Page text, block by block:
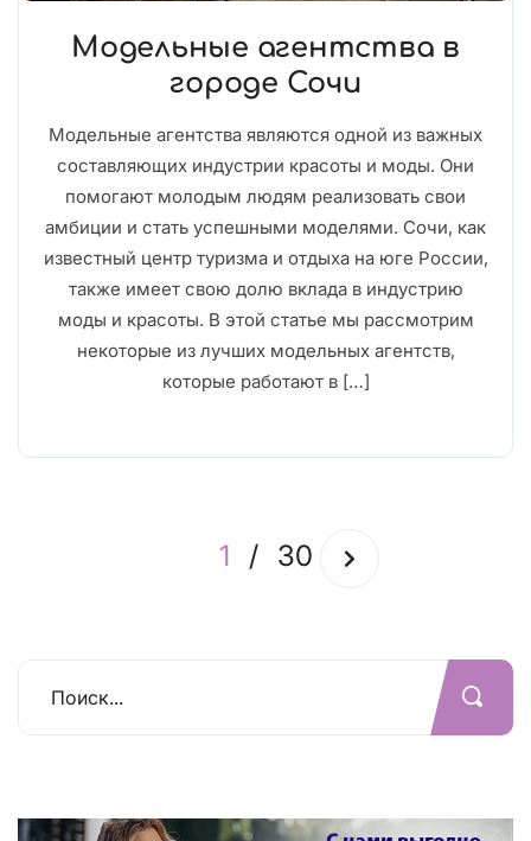
Модельные агентства в
городе Сочи
Модельные агентства являются одной из важных
составляющих индустрии красоты и моды. Они
помогают молодым людям реализовать свои
амбиции и стать успешными моделями. Сочи, как
известный центр туризма и отдыха на юге России,
также имеет свою долю вклада в индустрию
моды и красоты. В этой статье мы рассмотрим
некоторые из лучших модельных агентств,
которые работают в […]
1 / 30